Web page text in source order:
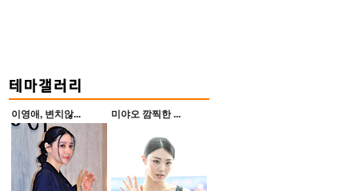
이영애, 변치않... 미야오 깜찍한 ...